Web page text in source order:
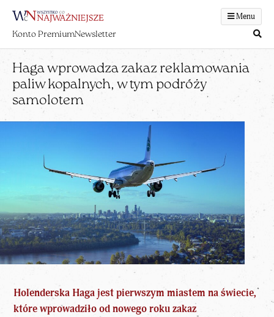
Menu
Konto PremiumNewsletter
Haga wprowadza zakaz reklamowania
paliw kopalnych, w tym podróży
samolotem
Holenderska Haga jest pierwszym miastem na świecie,
które wprowadziło od nowego roku zakaz